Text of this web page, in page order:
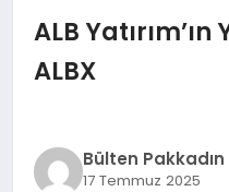
SAĞLIK
SPOR & FITNESS
ALB
ALBX
Bülten Pakkadın
17 Temmuz 2025